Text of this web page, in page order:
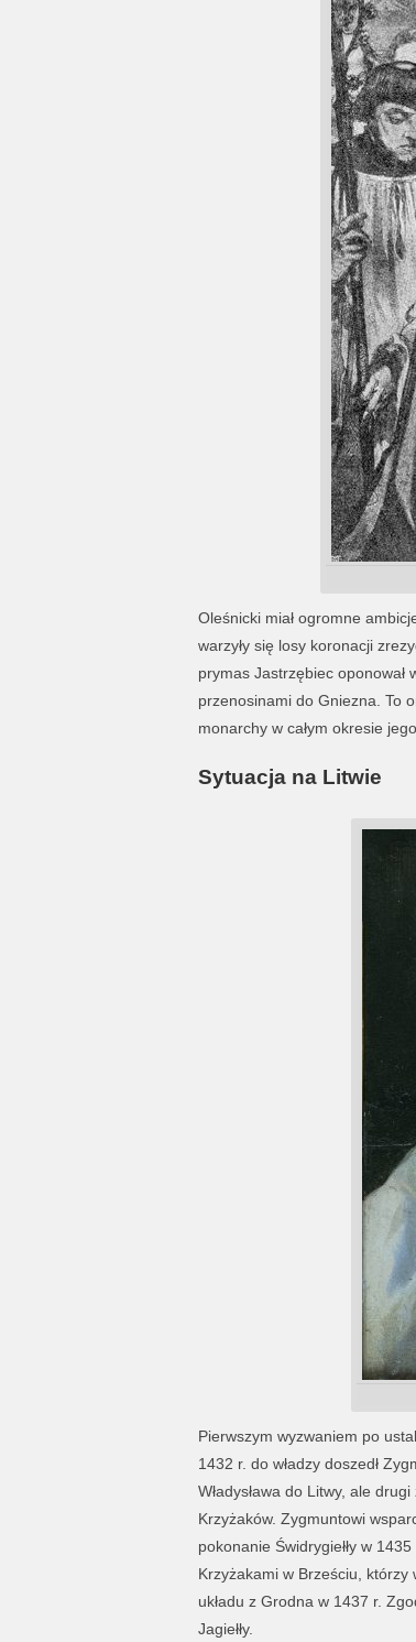
Oleśnicki miał ogromne
warzyły się losy koronacji
prymas Jastrzębiec oponował
przenosinami do Gniezna. To
monarchy w całym okresie
Sytuacja na Litwie
Pierwszym wyzwaniem po
1432 r. do władzy doszedł
Władysława do Litwy, ale
Krzyżaków. Zygmuntowi
pokonanie Świdrygiełły w
Krzyżakami w Brześciu, którzy
układu z Grodna w 1437 r.
Jagiełły.